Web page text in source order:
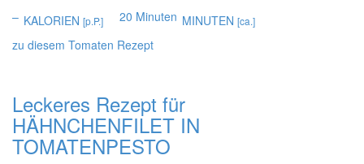
– KALORIEN [p.P.] 20 Minuten MINUTEN [ca.]
zu diesem Tomaten Rezept
Leckeres Rezept für
HÄHNCHENFILET IN
TOMATENPESTO